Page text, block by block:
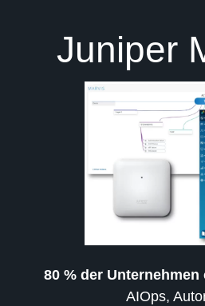
Juniper
80 % der
AIOps,